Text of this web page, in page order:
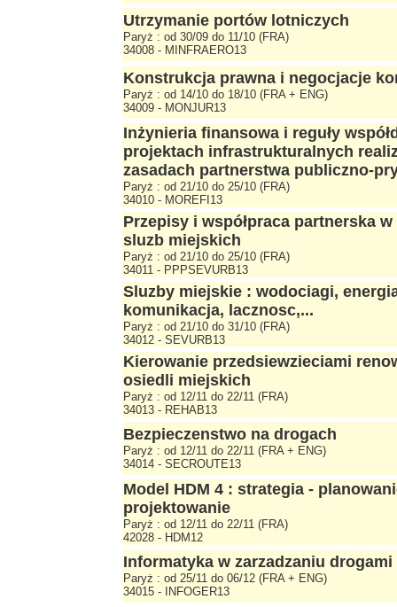
Utrzymanie portów lotniczych
Paryż : od 30/09 do 11/10 (FRA)
34008 - MINFRAERO13
Konstrukcja prawna i negocjacje
Paryż : od 14/10 do 18/10 (FRA + ENG)
34009 - MONJUR13
Inżynieria finansowa i reguły
projektach infrastrukturalnych
zasadach partnerstwa publiczno-
Paryż : od 21/10 do 25/10 (FRA)
34010 - MOREFI13
Przepisy i współpraca partnerska
sluzb miejskich
Paryż : od 21/10 do 25/10 (FRA)
34011 - PPPSEVURB13
Sluzby miejskie : wodociagi,
komunikacja, lacznosc,...
Paryż : od 21/10 do 31/10 (FRA)
34012 - SEVURB13
Kierowanie przedsiewzieciami
osiedli miejskich
Paryż : od 12/11 do 22/11 (FRA)
34013 - REHAB13
Bezpieczenstwo na drogach
Paryż : od 12/11 do 22/11 (FRA + ENG)
34014 - SECROUTE13
Model HDM 4 : strategia -
projektowanie
Paryż : od 12/11 do 22/11 (FRA)
42028 - HDM12
Informatyka w zarzadzaniu drogami
Paryż : od 25/11 do 06/12 (FRA + ENG)
34015 - INFOGER13